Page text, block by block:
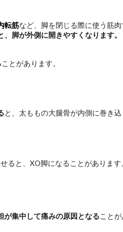
転筋など、脚を閉じる際に使う筋肉
脚が外側に開きやすくなります。
ことがあります。
と、太ももの大腿骨が内側に巻き
ると、XO脚になることがあります
が集中して痛みの原因となること